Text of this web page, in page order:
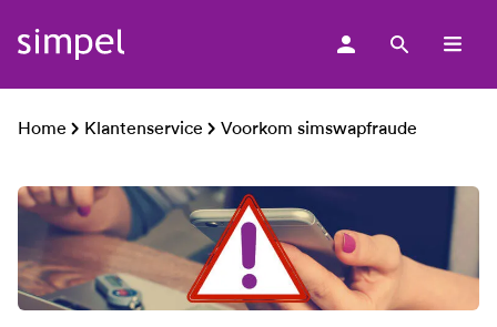
Home Klantenservice Voorkom simswapfraude